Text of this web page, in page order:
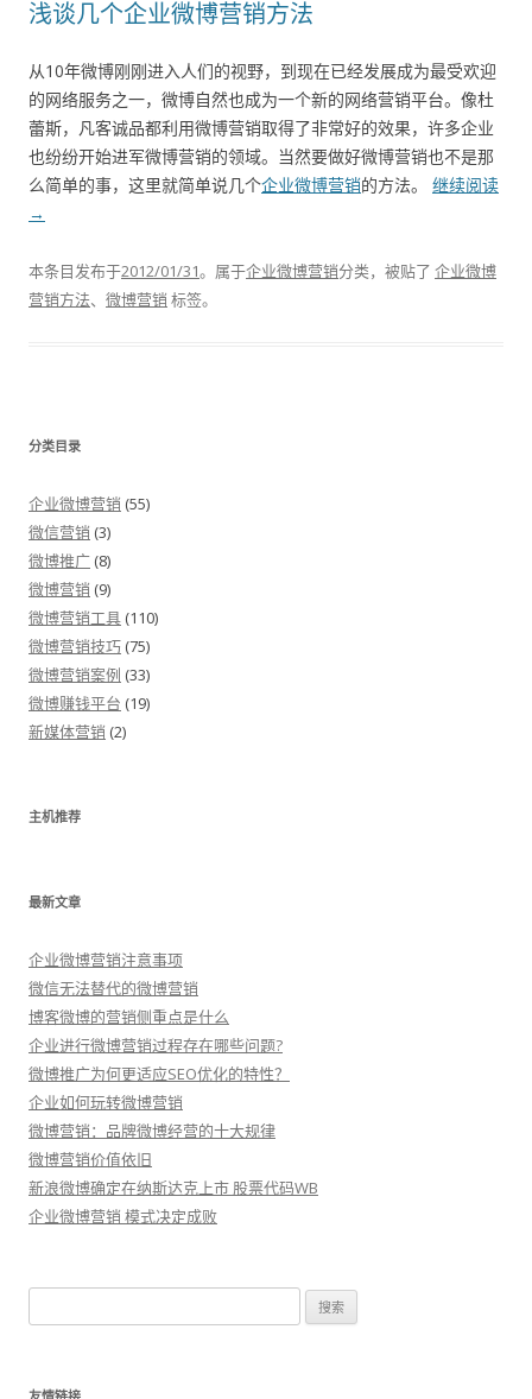
浅谈几个企业微博营销方法
从10年微博刚刚进入人们的视野，到现在已经发展成为最受欢迎
的网络服务之一，微博自然也成为一个新的网络营销平台。像杜
蕾斯，凡客诚品都利用微博营销取得了非常好的效果，许多企业
也纷纷开始进军微博营销的领域。当然要做好微博营销也不是那
么简单的事，这里就简单说几个企业微博营销的方法。 继续阅读
→
本条目发布于2012/01/31。属于企业微博营销分类，被贴了 企业微博
营销方法、 微博营销 标签。
分类目录
企业微博营销 (55)
微信营销 (3)
微博推广 (8)
微博营销 (9)
微博营销工具 (110)
微博营销技巧 (75)
微博营销案例 (33)
微博赚钱平台 (19)
新媒体营销 (2)
主机推荐
最新文章
企业微博营销注意事项
微信无法替代的微博营销
博客微博的营销侧重点是什么
企业进行微博营销过程存在哪些问题?
微博推广为何更适应SEO优化的特性？
企业如何玩转微博营销
微博营销：品牌微博经营的十大规律
微博营销价值依旧
新浪微博确定在纳斯达克上市 股票代码WB
企业微博营销 模式决定成败
索：